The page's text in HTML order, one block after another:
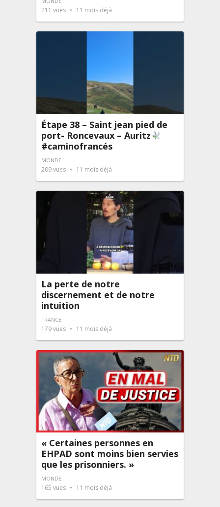
211 vues 11 mois déjà
Étape 38 – Saint jean pied de
port- Roncevaux – Auritz
#caminofrancés
MONDE
209vues 11 mois déjà
La perte de notre
discernement et de notre
intuition
FRANCE
179vues 11 mois déjà
« Certaines personnes en
EHPAD sont moins bien servies
que les prisonniers. »
MONDE
165 vues 11 mois déjà